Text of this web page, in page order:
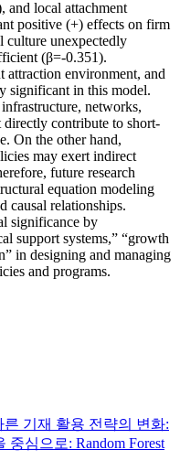
and local attachment
positive (+) effects on firm
culture unexpectedly
(β=-0.351).
environment, and
significant in this model.
networks,
directly contribute to short-
On the other hand,
may exert indirect
future research
equation modeling
causal relationships.
significance by
support systems,” “growth
in designing and managing
and programs.
기재 활용 전략의 변화:
중심으로: Random Forest